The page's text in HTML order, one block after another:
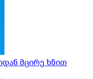
მცირე ხნით